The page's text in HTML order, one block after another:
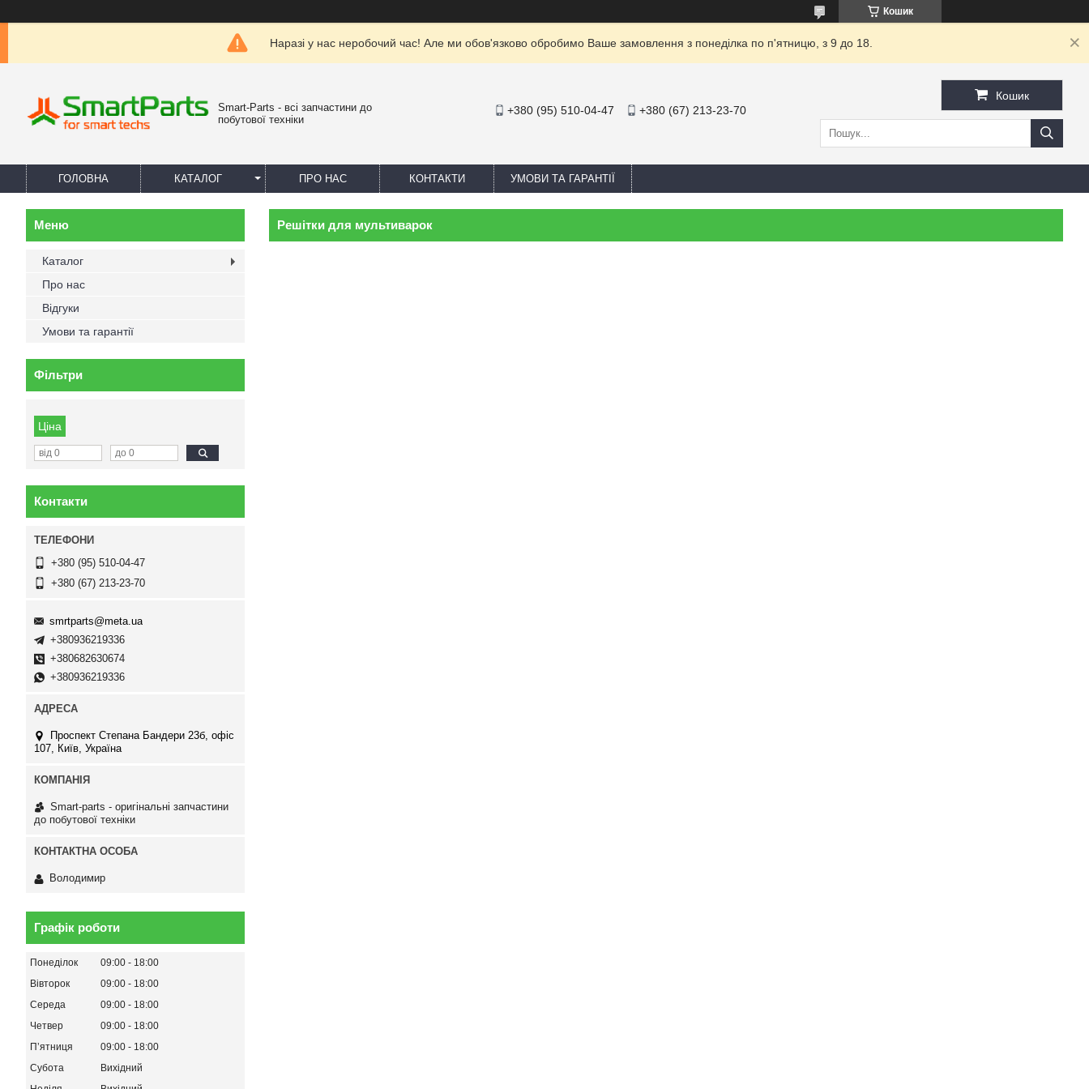
Кошик
Наразі у нас неробочий час! Але ми обов'язково обробимо Ваше замовлення з понеділка по п'ятницю, з 9 до 18.
Smart-Parts - всі запчастини до
побутової техніки
+380 (95) 510-04-47 +380 (67) 213-23-70
Кошик
ГОЛОВНА КАТАЛОГ ПРО НАС КОНТАКТИ УМОВИ ТА ГАРАНТІЇ
Решітки для мультиварок
Каталог
Про нас
Відгуки
Умови та гарантії
Фільтри
Ціна
Контакти
+380 (95) 510-04-47
+380 (67) 213-23-70
smrtparts@meta.ua
+380936219336
+380682630674
+380936219336
Проспект Степана Бандери 23б, офіс
107, Київ, Україна
Smart-parts - оригінальні запчастини
до побутової техніки
Володимир
Графік роботи
Понеділок 09:00
18:00
Вівторок
09:00
18:00
Середа
09:00
18:00
Четвер
09:00
18:00
Пʼятниця
09:00
18:00
Субота
Вихідний